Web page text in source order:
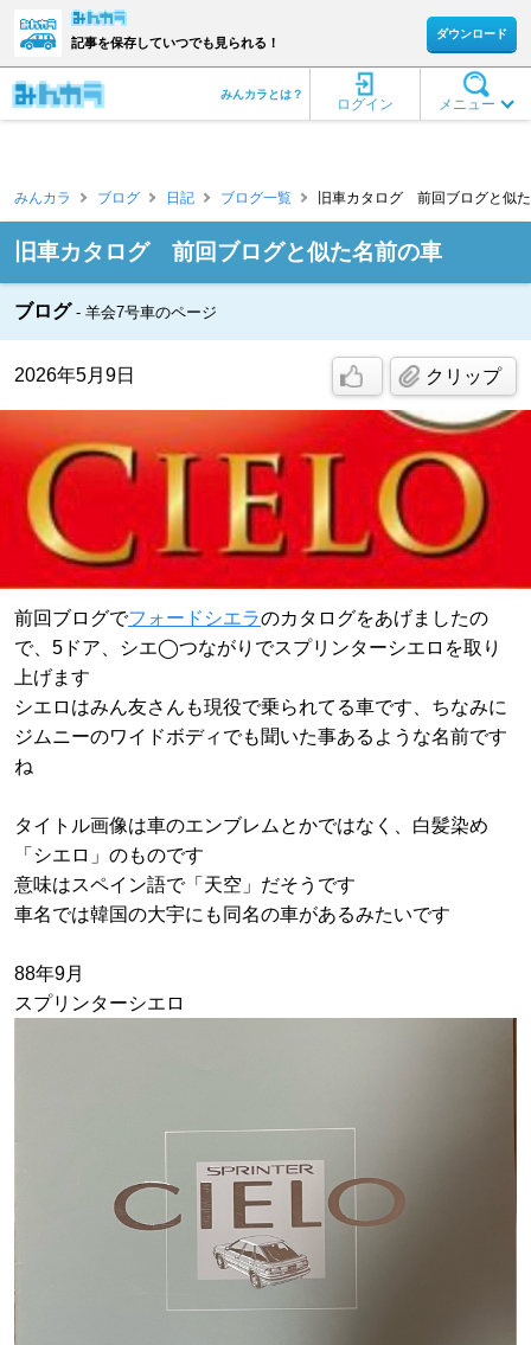
記事を保存していつでも見られる！
ダウンロード
メニュー
ログイン
みんカラとは？
みんカラ ブログ 日記 ブログ一覧 旧車カタログ 前回ブログと似
旧車カタログ 前回ブログと似た名前の車
ブログ 羊会7号車のページ
2026年5月9日 クリップ
前回ブログでフォードシエラのカタログをあげましたの
で、5ドア、シエ◯つながりでスプリンターシエロを取り
上げます
シエロはみん友さんも現役で乗られてる車です、ちなみに
ジムニーのワイドボディでも聞いた事あるような名前です
ね
タイトル画像は車のエンブレムとかではなく、白髪染め
「シエロ」のものです
意味はスペイン語で「天空」だそうです
車名では韓国の大宇にも同名の車があるみたいです
88年9月
スプリンターシエロ